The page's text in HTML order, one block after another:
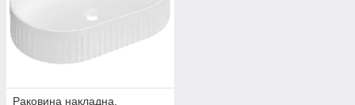
Раковина накладна,